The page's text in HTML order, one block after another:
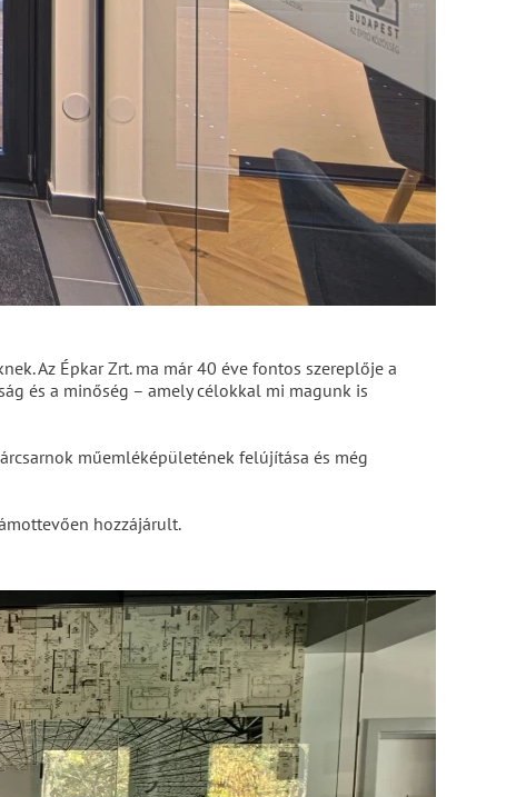
Az Épkar Zrt. ma már 40 éve fontos szereplője a
és a minőség – amely célokkal mi magunk is
műemléképületének felújítása és még
hozzájárult.